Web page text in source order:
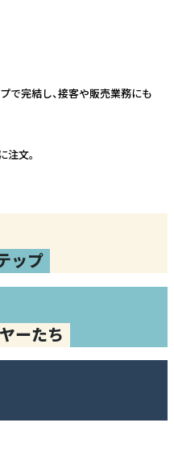
で完結し、接客や販売業務にも
文。
ップ
ーたち